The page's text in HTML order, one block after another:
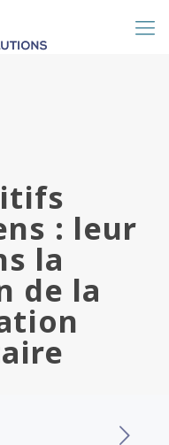
: leur
la
de la